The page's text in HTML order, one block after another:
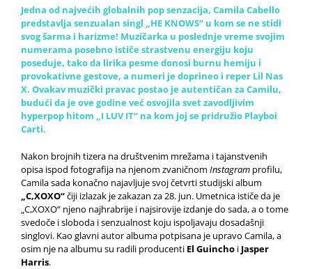
Jedna od najvećih globalnih pop senzacija, Camila Cabello
predstavlja senzualan singl „HE KNOWS“ u kom se ne stidi
svog šarma i harizme! Muzičarka u poslednje vreme svojim
numerama posebno ističe strastvenu energiju koju
poseduje, tako da lirika pesme donosi burnu hemiju i
provokativne gestove, a numeri je doprineo i reper Lil Nas
X. Ovakav muzički pravac postao je autentičan za Camilu,
budući da je ove godine već osvojila svet zavodljivim
hyperpop hitom „I LUV IT“ na kom joj se pridružio Playboi
Carti.
Nakon brojnih tizera na društvenim mrežama i tajanstvenih
opisa ispod fotografija na njenom zvaničnom Instagram profilu,
Camila sada konačno najavljuje svoj četvrti studijski album
„C,XOXO“čiji izlazak je zakazan za 28. jun. Umetnica ističe da je
„C,XOXO“ njeno najhrabrije i najsirovije izdanje do sada, a o tome
svedoče i sloboda i senzualnost koju ispoljavaju dosadašnji
singlovi. Kao glavni autor albuma potpisana je upravo Camila, a
osim nje na albumu su radili producenti El Guincho i Jasper
Harris.